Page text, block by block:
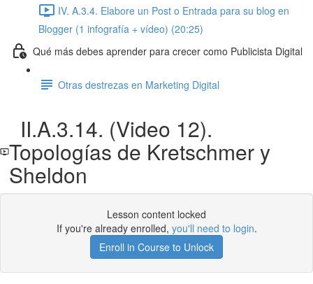
IV. A.3.4. Elabore un Post o Entrada para su blog en
Blogger (1 infografía + vídeo) (20:25)
Qué más debes aprender para crecer como Publicista Digital
Otras destrezas en Marketing Digital
II.A.3.14. (Video 12).
Topologías de Kretschmer y
Sheldon
Lesson content locked
If you're already enrolled, you'll need to login.
Enroll in Course to Unlock